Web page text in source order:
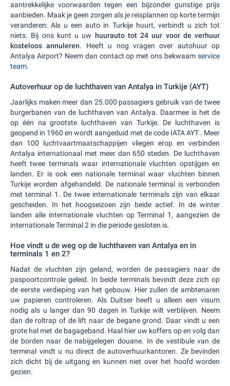
aantrekkelijke voorwaarden tegen een bijzonder gunstige prijs
aanbieden. Maak je geen zorgen als je reisplannen op korte termijn
veranderen: Als u een auto in Turkije huurt, verbindt u zich tot
niets. Bij ons kunt u uw huurauto tot 24 uur voor de verhuur
kosteloos annuleren. Heeft u nog vragen over autohuur op
Antalya Airport? Neem dan contact op met ons bekwaam service
team.
Autoverhuur op de luchthaven van Antalya in Turkije (AYT)
Jaarlijks maken meer dan 25.000 passagiers gebruik van de twee
burgerbanen van de luchthaven van Antalya. Daarmee is het de
op één na grootste luchthaven van Turkije. De luchthaven is
geopend in 1960 en wordt aangeduid met de code IATA AYT . Meer
dan 100 luchtvaartmaatschappijen vliegen erop en verbinden
Antalya internationaal met meer dan 650 steden. De luchthaven
heeft twee terminals waar internationale vluchten opstijgen en
landen. Er is ook een nationale terminal waar vluchten binnen
Turkije worden afgehandeld. De nationale terminal is verbonden
met terminal 1. De twee internationale terminals zijn van elkaar
gescheiden. In het hoogseizoen zijn beide actief. In de winter
landen alle internationale vluchten op Terminal 1, aangezien de
internationale Terminal 2 in die periode gesloten is.
Hoe vindt u de weg op de luchthaven van Antalya en in
terminals 1 en 2?
Nadat de vluchten zijn geland, worden de passagiers naar de
paspoortcontrole geleid. In beide terminals bevindt deze zich op
de eerste verdieping van het gebouw. Hier zullen de ambtenaren
uw papieren controleren. Als Duitser heeft u alleen een visum
nodig als u langer dan 90 dagen in Turkije wilt verblijven. Neem
dan de roltrap of de lift naar de begane grond. Daar vindt u een
grote hal met de bagageband. Haal hier uw koffers op en volg dan
de borden naar de nabijgelegen douane. In de vestibule van de
terminal vindt u nu direct de autoverhuurkantoren. Ze bevinden
zich dicht bij de uitgang en kunnen niet over het hoofd worden
gezien.